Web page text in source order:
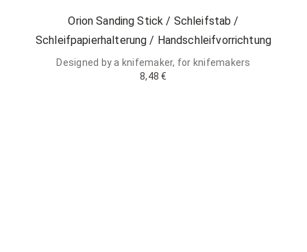
Orion Sanding Stick / Schleifstab /
Schleifpapierhalterung / Handschleifvorrichtung
Designed by a knifemaker, for knifemakers
8,48 €